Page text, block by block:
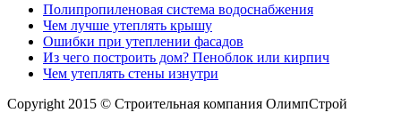
Полипропиленовая система водоснабжения
Чем лучше утеплять крышу
Ошибки при утеплении фасадов
Из чего построить дом? Пеноблок или кирпич
Чем утеплять стены изнутри
Copyright 2015 © Строительная компания ОлимпСтрой